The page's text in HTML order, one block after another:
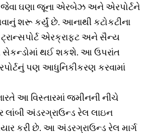
જેવા ઘણા જૂના એરબેઝ અને એરપોર્ટને
શરૂ કર્યું છે. આનાથી કટોકટીના
એરક્રાફ્ટ અને સૈન્ય
સેકન્ડોમાં થઈ શકશે. આ ઉપરાંત
પણ આધુનિકીકરણ કરવામાં
આ વિસ્તારમાં જમીનની નીચે
લાંબી અંડરગ્રાઉન્ડ રેલ લાઇન
કરી છે. આ અંડરગ્રાઉન્ડ રેલ માર્ગ